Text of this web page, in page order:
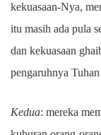
kekuasaan-Nya,
itu masih ada pula
dan kekuasaan
pengaruhnya
Kedua: mereka